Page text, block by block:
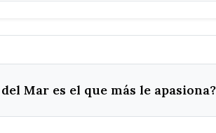
Mar es el que más le apasiona?